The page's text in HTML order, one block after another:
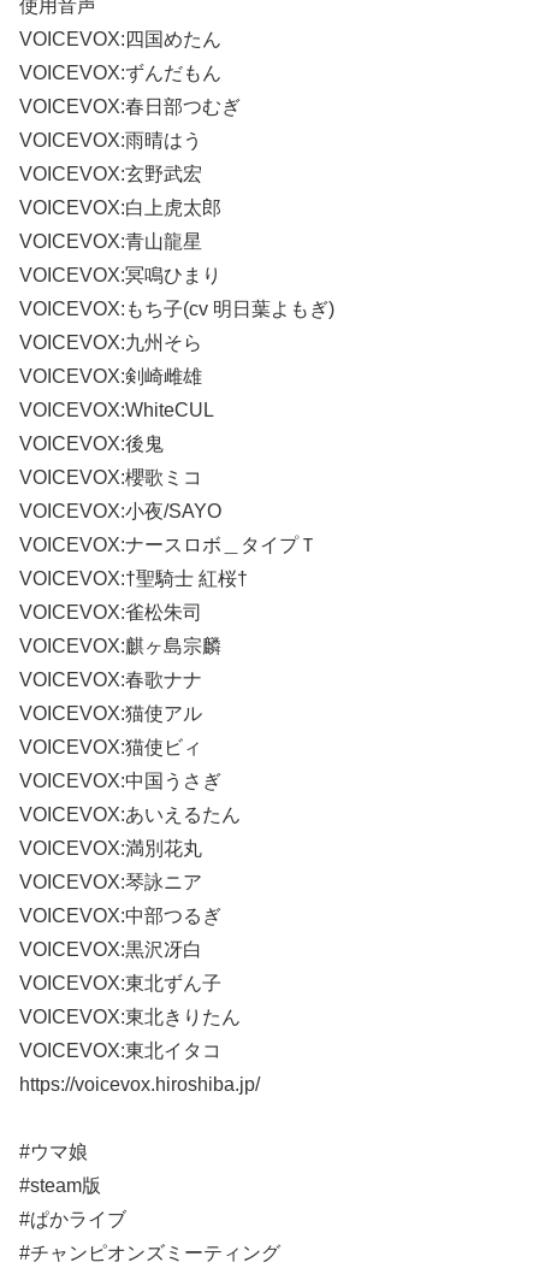
使用音声
VOICEVOX:四国めたん
VOICEVOX:ずんだもん
VOICEVOX:春日部つむぎ
VOICEVOX:雨晴はう
VOICEVOX:玄野武宏
VOICEVOX:白上虎太郎
VOICEVOX:青山龍星
VOICEVOX:冥鳴ひまり
VOICEVOX:もち子(cv 明日葉よもぎ)
VOICEVOX:九州そら
VOICEVOX:剣崎雌雄
VOICEVOX:WhiteCUL
VOICEVOX:後鬼
VOICEVOX:櫻歌ミコ
VOICEVOX:小夜/SAYO
VOICEVOX:ナースロボ＿タイプＴ
VOICEVOX:†聖騎士 紅桜†
VOICEVOX:雀松朱司
VOICEVOX:麒ヶ島宗麟
VOICEVOX:春歌ナナ
VOICEVOX:猫使アル
VOICEVOX:猫使ビィ
VOICEVOX:中国うさぎ
VOICEVOX:あいえるたん
VOICEVOX:満別花丸
VOICEVOX:琴詠ニア
VOICEVOX:中部つるぎ
VOICEVOX:黒沢冴白
VOICEVOX:東北ずん子
VOICEVOX:東北きりたん
VOICEVOX:東北イタコ
https://voicevox.hiroshiba.jp/
#ウマ娘
#steam版
#ぱかライブ
#チャンピオンズミーティング